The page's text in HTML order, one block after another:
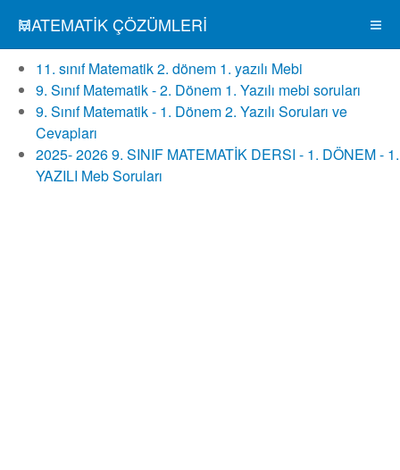
MATEMATIK ÇÖZÜMLERI
11. sınıf Matematik 2. dönem 1. yazılı Mebi
9. Sınıf Matematik - 2. Dönem 1. Yazılı mebi soruları
9. Sınıf Matematik - 1. Dönem 2. Yazılı Soruları ve
Cevapları
2025- 2026 9. SINIF MATEMATİK DERSI - 1. DÖNEM - 1.
YAZILI Meb Soruları